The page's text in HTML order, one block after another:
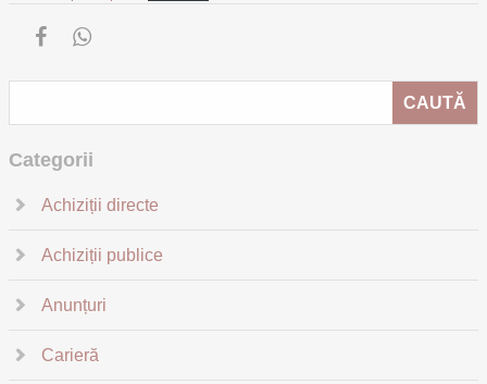
Categorii
Achiziții directe
Achiziții publice
Anunțuri
Carieră